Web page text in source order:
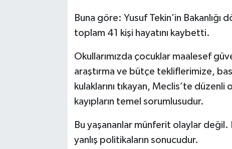
Buna göre: Yusuf Tekin’in
toplam 41 kişi hayatını kaybetti.
Okullarımızda çocuklar maalesef
araştırma ve bütçe tekliflerimize,
kulaklarını tıkayan, Meclis’te
kayıpların temel sorumlusudur.
Bu yaşananlar münferit olaylar değil.
yanlış politikaların sonucudur.